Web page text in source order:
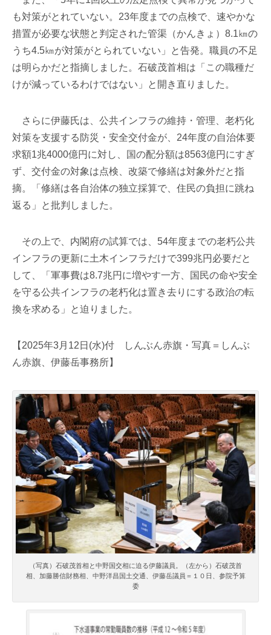
も対策がとれていない。23年度までの点検で、速やかな
措置が必要な状態と判定された管渠（かんきょ）8.1㎞の
うち4.5㎞が対策がとられていない」と告発。職員の不足
は明らかだと指摘しました。石破茂首相は「この職種だ
けが減っているわけではない」と開き直りました。
さらに伊藤氏は、公共インフラの維持・管理、老朽化
対策を支援する防災・安全交付金が、24年度の自治体要
求額1兆4000億円に対し、国の配分額は8563億円にすぎ
ず、交付金の対象は点検、改築で修繕は対象外だと指
摘。「修繕は各自治体の独立採算で、住民の負担に跳ね
返る」と批判しました。
その上で、内閣府の試算では、54年度までの老朽公共
インフラの更新に土木インフラだけで399兆円必要だと
して、「軍事費は8.7兆円に増やす一方、国民の命や安全
を守る公共インフラの老朽化は置き去りにする政治の転
換を求める」と迫りました。
【2025年3月12日(水)付 しんぶん赤旗・写真＝しんぶ
ん赤旗、伊藤岳事務所】
（写真）石破茂首相と中野国交相に迫る伊藤議員。（左から）石破茂首
相、加藤勝信財務相、中野洋昌国土交通、伊藤岳議員＝１０日、参院予算
委